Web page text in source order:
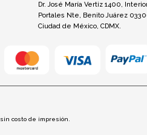
Dr. José María Vertiz 1400,
Portales Nte, Benito Juárez
Ciudad de México, CDMX.
costo de impresión.